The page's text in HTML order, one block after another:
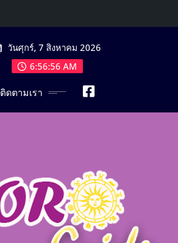
วันศุกร์, 7 สิงหาคม 2026
6:56:57 AM
ติดตามเรา